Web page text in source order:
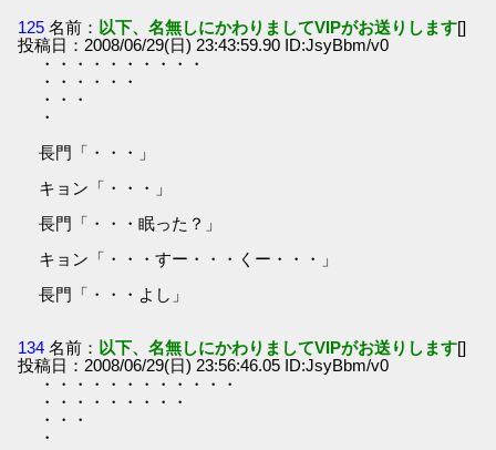
125 名前： 以下、名無しにかわりましてVIPがお送りします[]
投稿日：2008/06/29(日) 23:43:59.90 ID:JsyBbm/v0
・・・・・・・・・・
・・・・・・
・・・
・
長門「・・・」
キョン「・・・」
長門「・・・眠った？」
キョン「・・・すー・・・くー・・・」
長門「・・・よし」
134 名前： 以下、名無しにかわりましてVIPがお送りします[]
投稿日：2008/06/29(日) 23:56:46.05 ID:JsyBbm/v0
・・・・・・・・・・・・
・・・・・・・・・
・・・
・